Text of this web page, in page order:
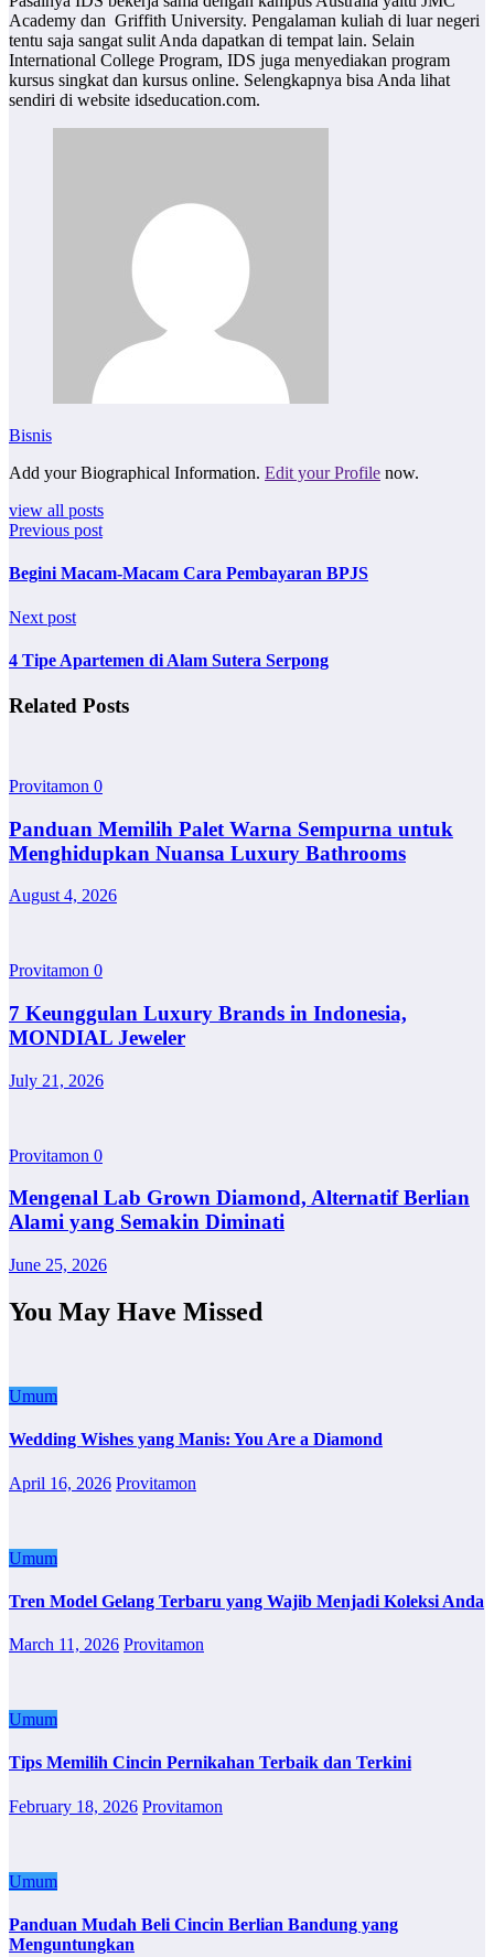
Academy dan Griffith University. Pengalaman kuliah di luar negeri
tentu saja sangat sulit Anda dapatkan di tempat lain. Selain
International College Program, IDS juga menyediakan program
kursus singkat dan kursus online. Selengkapnya bisa Anda lihat
sendiri di website idseducation.com.
Bisnis
Add your Biographical Information. Edit your Profile now.
view all posts
Previous post
Begini Macam-Macam Cara Pembayaran BPJS
Next post
4 Tipe Apartemen di Alam Sutera Serpong
Related Posts
Provitamon 0
Panduan Memilih Palet Warna Sempurna untuk
Menghidupkan Nuansa Luxury Bathrooms
August 4, 2026
Provitamon 0
7 Keunggulan Luxury Brands in Indonesia,
MONDIAL Jeweler
July 21, 2026
Provitamon 0
Mengenal Lab Grown Diamond, Alternatif Berlian
Alami yang Semakin Diminati
June 25, 2026
You May Have Missed
Umum
Wedding Wishes yang Manis: You Are a Diamond
April 16, 2026 Provitamon
Umum
Tren Model Gelang Terbaru yang Wajib Menjadi Koleksi Anda
March 11, 2026 Provitamon
Umum
Tips Memilih Cincin Pernikahan Terbaik dan Terkini
February 18, 2026 Provitamon
Umum
Panduan Mudah Beli Cincin Berlian Bandung yang
Menguntungkan